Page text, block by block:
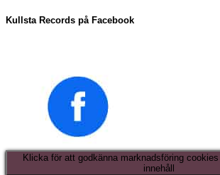
Kullsta Records på Facebook
Klicka för att godkänna marknadsföring
innehåll